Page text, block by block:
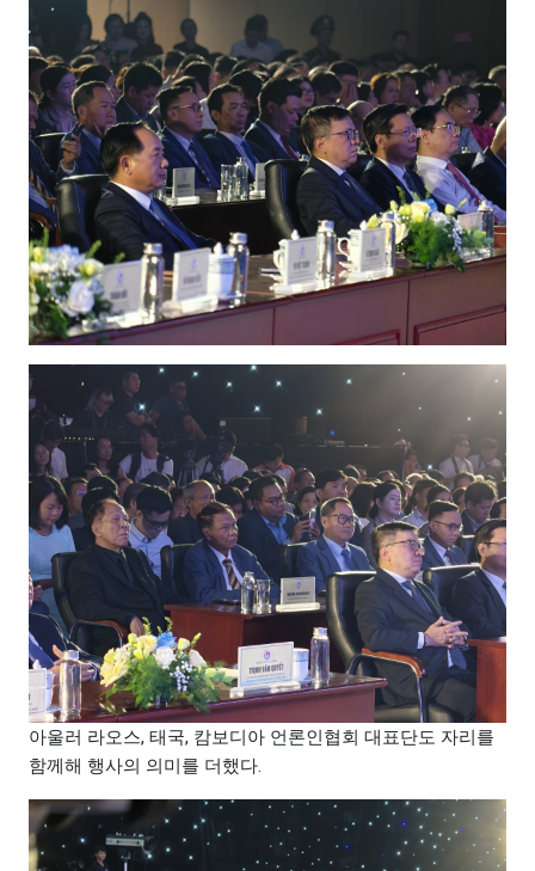
아울러 라오스, 태국, 캄보디아 언론인협회 대표단도 자리를
함께해 행사의 의미를 더했다.